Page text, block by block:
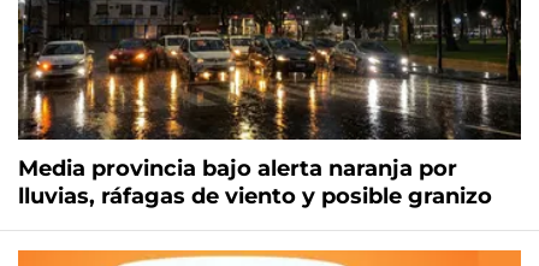
Media provincia bajo alerta naranja por
lluvias, ráfagas de viento y posible granizo